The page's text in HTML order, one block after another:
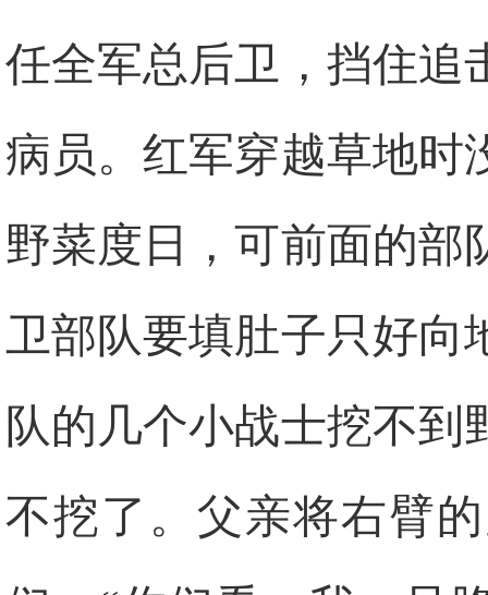
任全军总后卫，挡住追
病员。红军穿越草地时
野菜度日，可前面的部
卫部队要填肚子只好
队的几个小战士挖不到
不挖了。父亲将右臂